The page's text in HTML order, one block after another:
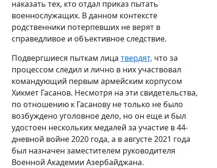
наказать тех, кто отдал приказ пытать
военнослужащих. В данном контексте
родственники потерпевших не верят в
справедливое и объективное следствие.
Подвергшиеся пыткам лица твердят, что за
процессом следил и лично в них участвовал
командующий первым армейским корпусом
Хикмет Гасанов. Несмотря на эти свидетельства,
по отношению к Гасанову не только не было
возбуждено уголовное дело, но он еще и был
удостоен нескольких медалей за участие в 44-
дневной войне 2020 года, а в августе 2021 года
был назначен заместителем руководителя
Военной Академии Азербайджана.